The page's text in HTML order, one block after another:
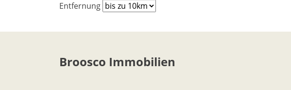
Entfernung
Broosco Immobilien